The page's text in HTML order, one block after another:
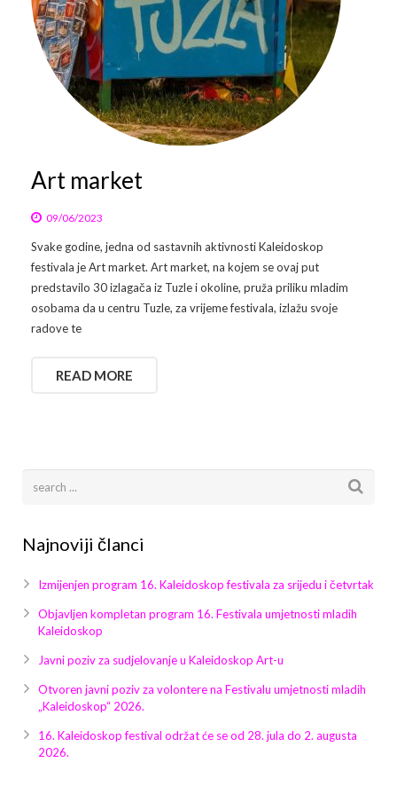
Art market
09/06/2023
Svake godine, jedna od sastavnih aktivnosti Kaleidoskop
festivala je Art market. Art market, na kojem se ovaj put
predstavilo 30 izlagača iz Tuzle i okoline, pruža priliku mladim
osobama da u centru Tuzle, za vrijeme festivala, izlažu svoje
radove te
READ MORE
Najnoviji članci
Izmijenjen program 16. Kaleidoskop festivala za srijedu i četvrtak
Objavljen kompletan program 16. Festivala umjetnosti mladih
Kaleidoskop
Javni poziv za sudjelovanje u Kaleidoskop Art-u
Otvoren javni poziv za volontere na Festivalu umjetnosti mladih
„Kaleidoskop“ 2026.
16. Kaleidoskop festival održat će se od 28. jula do 2. augusta
2026.